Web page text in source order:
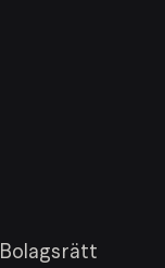
Bolagsrätt